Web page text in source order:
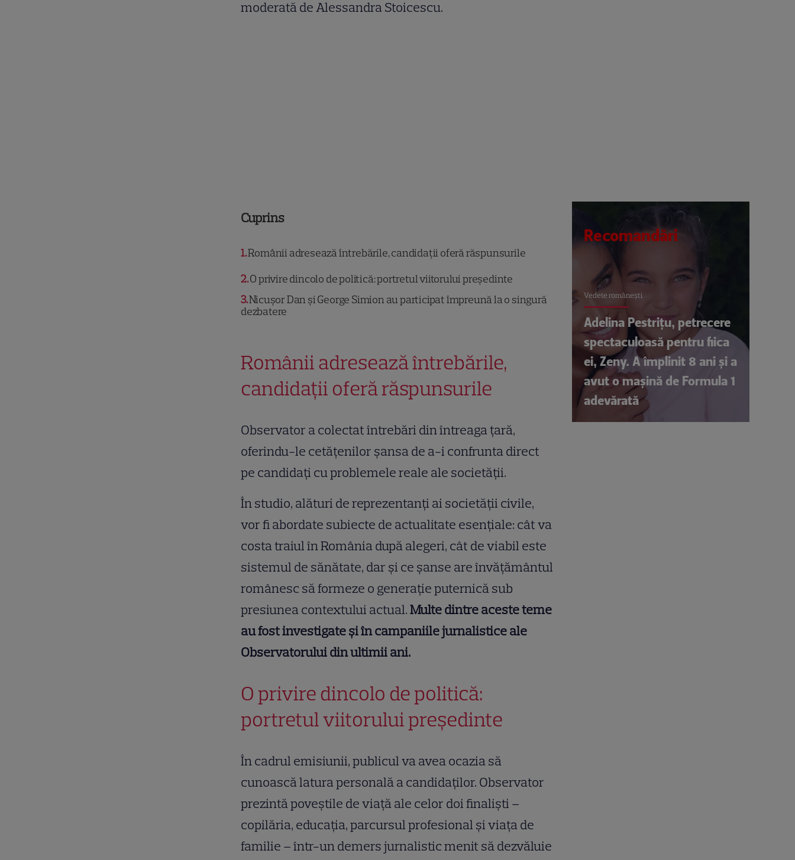
moderată de Alessandra Stoicescu.
Cuprins
1Românii adresează întrebările, candidații oferă răspunsurile
2O privire dincolo de politică: portretul viitorului președinte
3Nicușor Dan și George Simion au participat împreună la o singură
dezbatere
Românii adresează întrebările,
candidații oferă răspunsurile
Observator a colectat întrebări din întreaga țară,
oferindu-le cetățenilor șansa de a-i confrunta direct
pe candidați cu problemele reale ale societății.
În studio, alături de reprezentanți ai societății civile,
vor fi abordate subiecte de actualitate esențiale: cât va
costa traiul în România după alegeri, cât de viabil este
sistemul de sănătate, dar și ce șanse are învățământul
românesc să formeze o generație puternică sub
presiunea contextului actual.Multe dintre aceste teme
au fost investigate și în campaniile jurnalistice ale
Observatorului din ultimii ani.
O privire dincolo de politică:
portretul viitorului președinte
În cadrul emisiunii, publicul va avea ocazia să
cunoască latura personală a candidaților. Observator
prezintă poveștile de viață ale celor doi finaliști –
copilăria, educația, parcursul profesional și viața de
familie – într-un demers jurnalistic menit să dezvăluie
Recomandări
Vedete româneşti
Adelina Pestrițu, petrecere
spectaculoasă pentru fiica
ei, Zeny. A împlinit 8 ani și a
avut o mașină de Formula 1
adevărată